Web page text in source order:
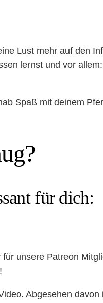
Lust mehr auf den
lernst und vor
Spaß mit deinem
für dich:
unsere Patreon
Abgesehen davon